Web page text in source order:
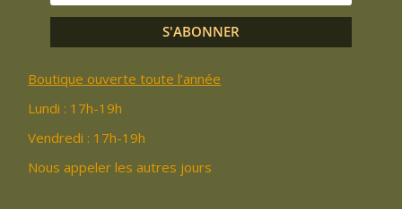
S'ABONNER
Boutique ouverte toute l’année
Lundi : 17h-19h
Vendredi : 17h-19h
Nous appeler les autres jours